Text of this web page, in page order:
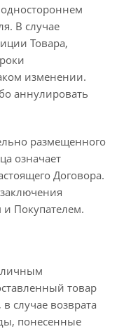
В случае
Товара,
изменении.
аннулировать
размещенного
означает
Договора.
Покупателем.
личным
товар
случае возврата
понесенные